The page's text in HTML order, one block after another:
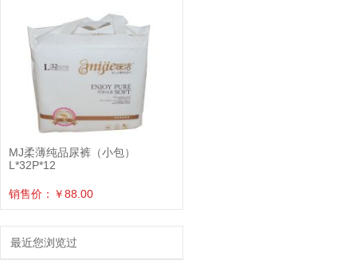
MJ柔薄纯品尿裤（小包）
L*32P*12
销售价：￥88.00
最近您浏览过